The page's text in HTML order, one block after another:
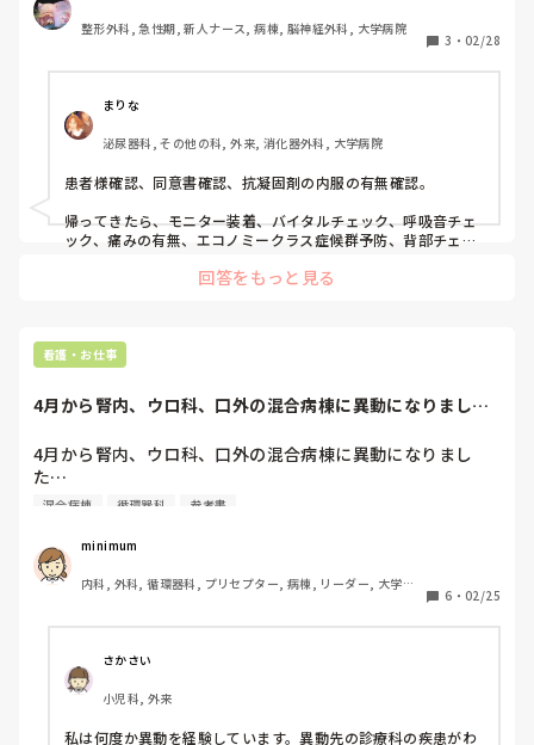
整形外科, 急性期, 新人ナース, 病棟, 脳神経外科, 大学病院
3 ・ 02/28
まりな
泌尿器科, その他の科, 外来, 消化器外科, 大学病院
患者様確認、同意書確認、抗凝固剤の内服の有無確認。
帰ってきたら、モニター装着、バイタルチェック、呼吸音チェ
ック、痛みの有無、エコノミークラス症候群予防、背部チェッ
大丈夫です!
回答をもっと見る
看護・お仕事
4月から腎内、ウロ科、口外の混合病棟に異動になりまし
4月から腎内、ウロ科、口外の混合病棟に異動になりまし
た…
就職してからずっと（5年)循内、心外の病棟にいたので異動
少し勉強をしようと思うのですがどんな疾患・治療について
勉強しておくと良いでしょうか？？
また、オススメの参考書などはありますか？
混合病棟 循環器科 参考書
minimum
内科, 外科, 循環器科, プリセプター, 病棟, リーダー, 大学病
6 ・ 02/25
さかさい
小児科, 外来
私は何度か異動を経験しています。異動先の診療科の疾患がわ